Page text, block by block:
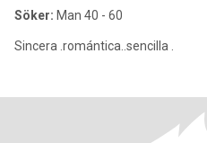
Söker: Man 40 - 60
Sincera .romántica..sencilla .